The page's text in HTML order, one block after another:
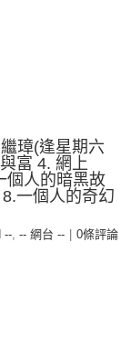
璋(逢星期六
富 4. 網上
個人的暗黑故
一個人的奇幻
--, -- 網台 -- 0條評論